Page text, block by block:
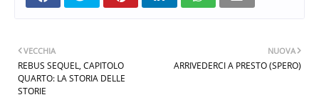
NUOVA
ARRIVEDERCI A PRESTO (SPERO)
VECCHIA
REBUS SEQUEL, CAPITOLO
QUARTO: LA STORIA DELLE
STORIE